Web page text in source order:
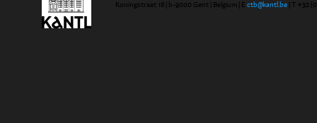
Koningstraat 18 | b-9000 Gent | Belgium | E ctb@kantl.be | T +32